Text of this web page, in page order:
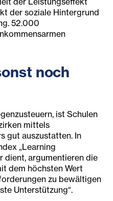
der soziale Hintergrund
52.000
noch
ist Schulen
mittels
gut auszustatten. In
„Learning
dient, argumentieren die
dem höchsten Wert
zu bewältigen
Unterstützung“.